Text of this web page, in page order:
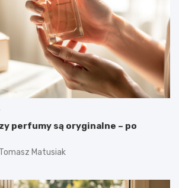
perfumy są oryginalne – po
Tomasz Matusiak